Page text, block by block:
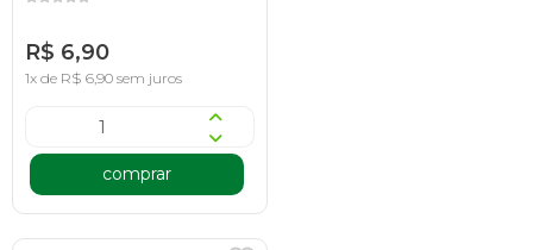
R$ 6,90
1x de R$ 6,90 sem juros
comprar